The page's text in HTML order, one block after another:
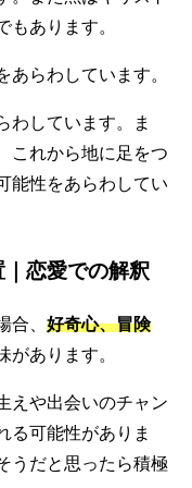
もあります。
あらわしています。
わしています。ま
これから地に足をつ
能性をあらわしてい
｜恋愛での解釈
合、 好奇心、冒険
があります。
えや出会いのチャン
る可能性がありま
うだと思ったら積極